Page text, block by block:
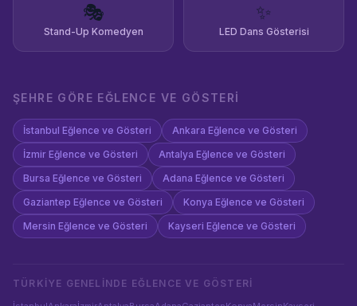
🎭
Stand-Up Komedyen
✨
LED Dans Gösterisi
ŞEHRE GÖRE EĞLENCE VE GÖSTERI
İstanbul Eğlence ve Gösteri Ankara Eğlence ve Gösteri
İzmir Eğlence ve Gösteri Antalya Eğlence ve Gösteri
Bursa Eğlence ve Gösteri Adana Eğlence ve Gösteri
Gaziantep Eğlence ve Gösteri Konya Eğlence ve Gösteri
Mersin Eğlence ve Gösteri Kayseri Eğlence ve Gösteri
TÜRKIYE GENELINDE EĞLENCE VE GÖSTERI